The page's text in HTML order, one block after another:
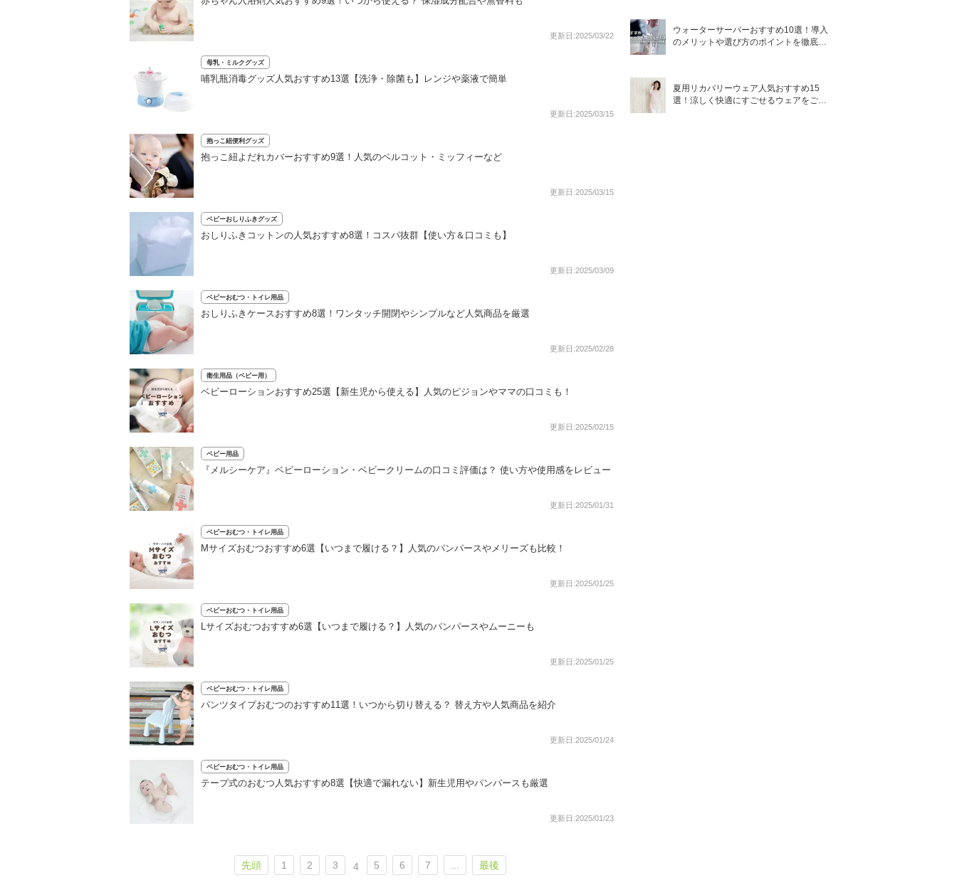
更新日:2025/03/22
母乳・ミルクグッズ
哺乳瓶消毒グッズ人気おすすめ13選【洗浄・除菌も】レンジや薬液で簡単
更新日:2025/03/15
抱っこ紐便利グッズ
抱っこ紐よだれカバーおすすめ9選！人気のベルコット・ミッフィーなど
更新日:2025/03/15
ベビーおしりふきグッズ
おしりふきコットンの人気おすすめ8選！コスパ抜群【使い方＆口コミも】
更新日:2025/03/09
ベビーおむつ・トイレ用品
おしりふきケースおすすめ8選！ワンタッチ開閉やシンプルなど人気商品を厳選
更新日:2025/02/28
衛生用品（ベビー用）
ベビーローションおすすめ25選【新生児から使える】人気のピジョンやママの口コミも！
更新日:2025/02/15
ベビー用品
『メルシーケア』ベビーローション・ベビークリームの口コミ評価は？ 使い方や使用感をレビュー
更新日:2025/01/31
ベビーおむつ・トイレ用品
Mサイズおむつおすすめ6選【いつまで履ける？】人気のパンパースやメリーズも比較！
更新日:2025/01/25
ベビーおむつ・トイレ用品
Lサイズおむつおすすめ6選【いつまで履ける？】人気のパンパースやムーニーも
更新日:2025/01/25
ベビーおむつ・トイレ用品
パンツタイプおむつのおすすめ11選！いつから切り替える？ 替え方や人気商品を紹介
更新日:2025/01/24
ベビーおむつ・トイレ用品
テープ式のおむつ人気おすすめ8選【快適で漏れない】新生児用やパンパースも厳選
更新日:2025/01/23
先頭 1 2 3 4 5 6 7 最後
ウォーターサーバーおすすめ10選！導入
のメリットや選び方のポイントを徹底解
夏用リカバリーウェア人気おすすめ15
選！涼しく快適にすごせるウェアをご紹